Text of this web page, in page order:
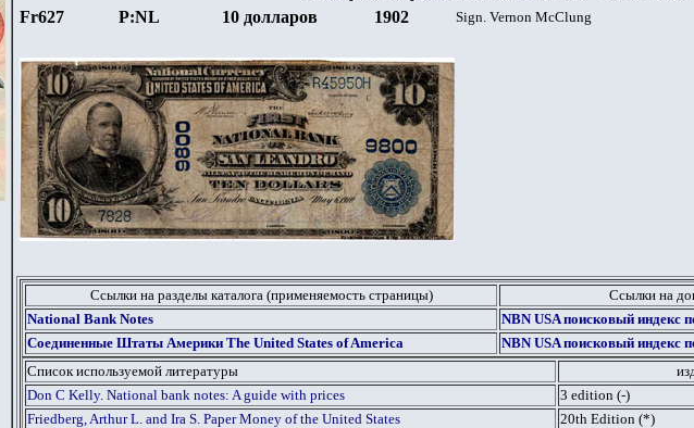
Fr627
P:NL 10 долларов 1902 Sign. Vernon McClung
Ссылки на разделы каталога (применяемость страницы)
Ссылки на
National Bank Notes
NBN USAпоисковый индекс
Соединенные Штаты Америки The United States of America
NBN USAпоисковый индекс
Список используемой литературы
Don C Kelly. National bank notes: A guide with prices
3 edition (-)
Friedberg, Arthur L. and Ira S. Paper Money of the United States
20th Edition (*)